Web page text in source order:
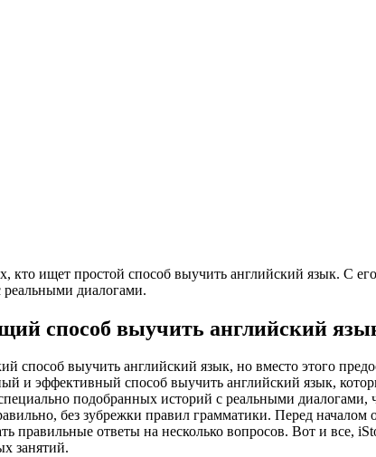
кто ищет простой способ выучить английский язык. С
диалогами.
способ выучить английский
выучить английский язык, но вместо этого
и эффективный способ выучить английский язык,
подобранных историй с реальными
без зубрежки правил грамматики. Перед
правильные ответы на несколько вопросов. Вот и
занятий.